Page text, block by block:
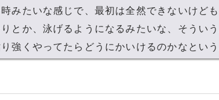
みたいな感じで、最初は全然できないけど
とか、泳げるようになるみたいな、そうい
強くやってたらどうにかいけるのかなという